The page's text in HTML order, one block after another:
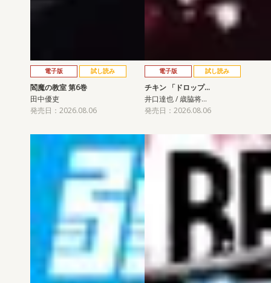
電子版 試し読み
閻魔の教室 第6巻
田中優吏
発売日：2026.08.06
電子版 試し読み
チキン 「ドロップ…
井口達也 / 歳脇将…
発売日：2026.08.06